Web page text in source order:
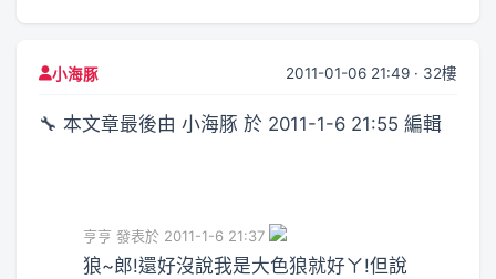
小海豚 2011-01-06 21:49 · 32樓
🔧 本文章最後由 小海豚 於 2011-1-6 21:55 編輯
亨亨 發表於 2011-1-6 21:37
狼~郎!還好沒說我是大色狼就好ㄚ!但說